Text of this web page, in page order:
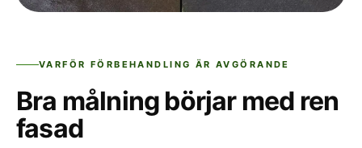
VARFÖR FÖRBEHANDLING ÄR AVGÖRANDE
Bra målning börjar med ren
fasad